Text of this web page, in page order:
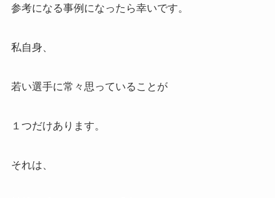
参考になる事例になったら幸いです。
私自身、
若い選手に常々思っていることが
１つだけあります。
それは、